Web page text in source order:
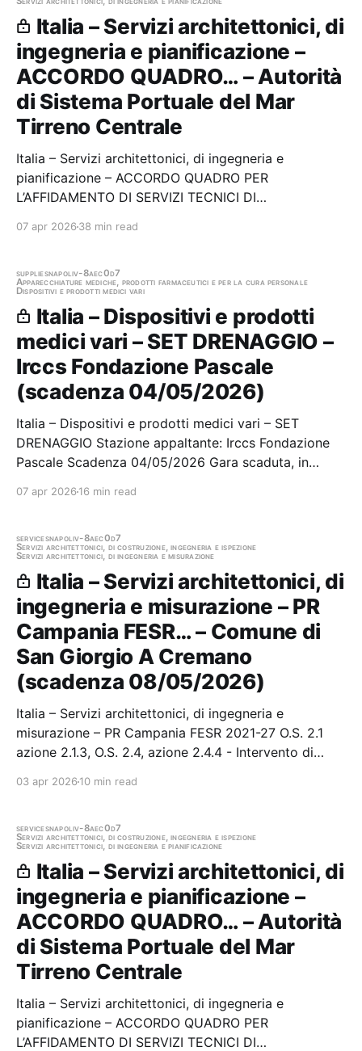
Italia – Servizi architettonici, di
ingegneria e pianificazione –
ACCORDO QUADRO… – Autorità
di Sistema Portuale del Mar
Tirreno Centrale
Italia – Servizi architettonici, di ingegneria e
pianificazione – ACCORDO QUADRO PER
L’AFFIDAMENTO DI SERVIZI TECNICI DI
DELLA PROGETTAZIONE Stazione appaltante:
Gara aggiudicata
07 apr 2026 38 min read
suppliesnapoliv-8aec0d7
Apparecchiature mediche, prodotti farmaceutici e per la cura personale
Dispositivi e prodotti medici vari
Italia – Dispositivi e prodotti
medici vari – SET DRENAGGIO –
Irccs Fondazione Pascale
(scadenza 04/05/2026)
Italia – Dispositivi e prodotti medici vari – SET
DRENAGGIO Stazione appaltante: Irccs Fondazione
Pascale Scadenza 04/05/2026 Gara scaduta, in
07 apr 2026 16 min read
servicesnapoliv-8aec0d7
Servizi architettonici, di costruzione, ingegneria e ispezione
Servizi architettonici, di ingegneria e misurazione
Italia – Servizi architettonici, di
ingegneria e misurazione – PR
Campania FESR… – Comune di
San Giorgio A Cremano
(scadenza 08/05/2026)
Italia – Servizi architettonici, di ingegneria e
misurazione – PR Campania FESR 2021-27 O.S. 2.1
azione 2.1.3, O.S. 2.4, azione 2.4.4 - Intervento di
Pittore ed accorpamento alla Scuola Formisano.
03 apr 2026 10 min read
servicesnapoliv-8aec0d7
Servizi architettonici, di costruzione, ingegneria e ispezione
Servizi architettonici, di ingegneria e pianificazione
Italia – Servizi architettonici, di
ingegneria e pianificazione –
ACCORDO QUADRO… – Autorità
di Sistema Portuale del Mar
Tirreno Centrale
Italia – Servizi architettonici, di ingegneria e
pianificazione – ACCORDO QUADRO PER
L’AFFIDAMENTO DI SERVIZI TECNICI DI